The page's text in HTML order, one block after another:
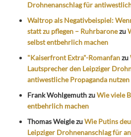
Drohnenanschlag für
Waltrop als Negativbeispiel:
statt zu pflegen – Ruhrbaronezu
selbst entbehrlich machen
"Kaiserfront Extra"-Romanfanzu
Lautsprecher den Leipziger
antiwestliche Propaganda nutzen
Frank WohlgemuthzuWie viele
entbehrlich machen
Thomas WeiglezuWie Putins
Leipziger Drohnenanschlag für